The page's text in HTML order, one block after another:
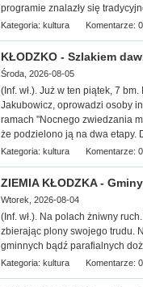
programie znalazły się
Kategoria: kultura Komentarze: 0
KŁODZKO - Szlakiem
Środa, 2026-08-05
(Inf. wł.). Już w ten piątek, 7
Jakubowicz, oprowadzi osoby
ramach "Nocnego zwiedzania
że podzielono ją na dwa etapy.
Kategoria: kultura Komentarze: 0
ZIEMIA KŁODZKA -
Wtorek, 2026-08-04
(Inf. wł.). Na polach żniwny
zbierając plony swojego trudu.
gminnych bądź parafialnych
Kategoria: kultura Komentarze: 0